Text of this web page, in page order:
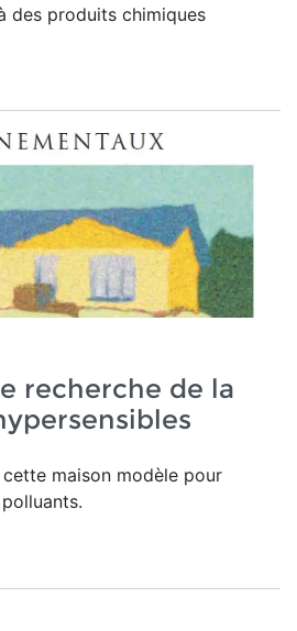
des produits chimiques
recherche de la
maison modèle pour